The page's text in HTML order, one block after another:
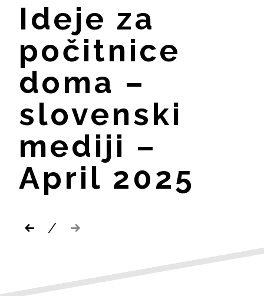
Ideje za
počitnice
doma –
slovenski
mediji –
April 2025
navigation
/